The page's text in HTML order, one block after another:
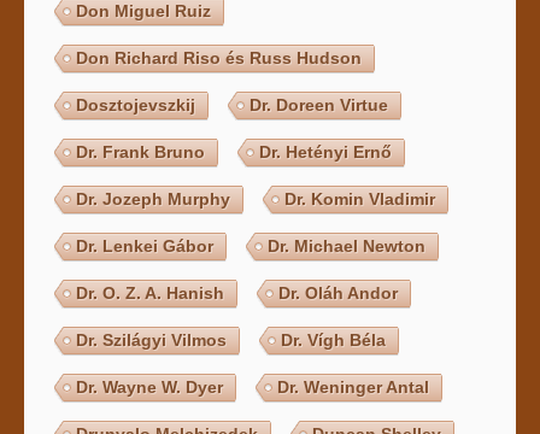
Don Miguel Ruiz
Don Richard Riso és Russ Hudson
Dosztojevszkij Dr. Doreen Virtue
Dr. Frank Bruno Dr. Hetényi Ernő
Dr. Jozeph Murphy Dr. Komin Vladimir
Dr. Lenkei Gábor Dr. Michael Newton
Dr. O. Z. A. Hanish Dr. Oláh Andor
Dr. Szilágyi Vilmos Dr. Vígh Béla
Dr. Wayne W. Dyer Dr. Weninger Antal